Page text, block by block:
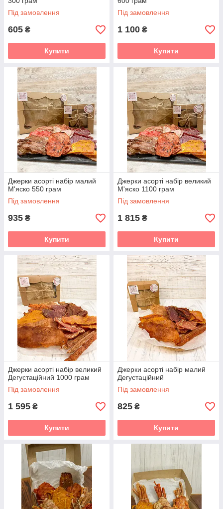
Під замовлення
605 ₴
Купити
Під замовлення
1 100 ₴
Купити
Джерки асорті набір малий
М'яско 550 грам
Під замовлення
935 ₴
Купити
Джерки асорті набір великий
М'яско 1100 грам
Під замовлення
1 815 ₴
Купити
Джерки асорті набір великий
Дегустаційний 1000 грам
Під замовлення
1 595 ₴
Купити
Джерки асорті набір малий
Дегустаційний
Під замовлення
825 ₴
Купити